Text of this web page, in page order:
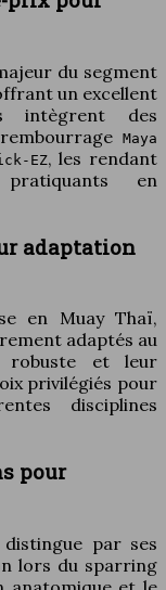
du segment
un excellent
intègrent des
Maya
EZ, les rendant
en
adaptation
en Muay Thaï,
adaptés au
robuste et leur
privilégiés pour
disciplines
pour
distingue par ses
lors du sparring